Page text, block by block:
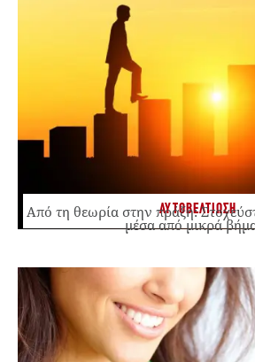
ΑΥΤΟΒΕΛΤΙΩΣΗ
Από τη θεωρία στην πράξη:
μέσα από μικρά